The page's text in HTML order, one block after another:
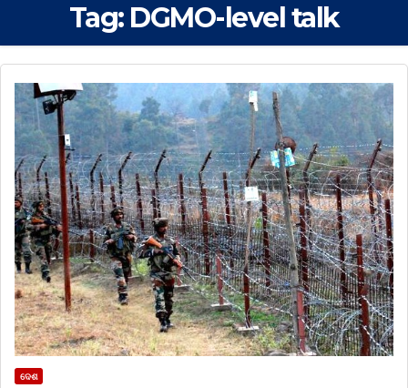
Tag: DGMO-level talk
ଦେଶ